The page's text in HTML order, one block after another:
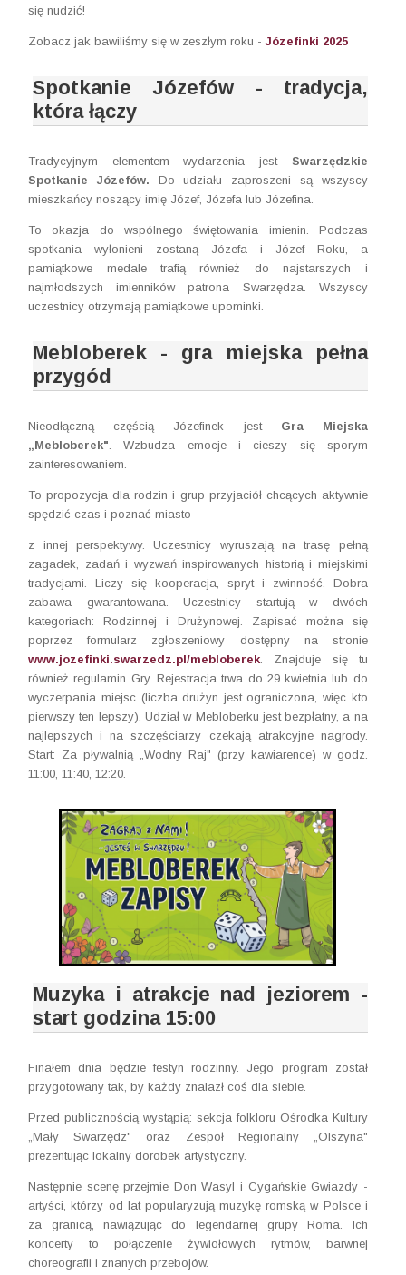
się nudzić!
Zobacz jak bawiliśmy się w zeszłym roku -Józefinki 2025
Spotkanie Józefów - tradycja,
która łączy
Tradycyjnym elementem wydarzenia jest Swarzędzkie
Spotkanie Józefów. Do udziału zaproszeni są wszyscy
mieszkańcy noszący imię Józef, Józefa lub Józefina.
To okazja do wspólnego świętowania imienin. Podczas
spotkania wyłonieni zostaną Józefa i Józef Roku, a
pamiątkowe medale trafią również do najstarszych i
najmłodszych imienników patrona Swarzędza. Wszyscy
uczestnicy otrzymają pamiątkowe upominki.
Mebloberek - gra miejska pełna
przygód
Nieodłączną częścią Józefinek jest Gra Miejska
„Mebloberek". Wzbudza emocje i cieszy się sporym
zainteresowaniem.
To propozycja dla rodzin i grup przyjaciół chcących aktywnie
spędzić czas i poznać miasto
z innej perspektywy. Uczestnicy wyruszają na trasę pełną
zagadek, zadań i wyzwań inspirowanych historią i miejskimi
tradycjami. Liczy się kooperacja, spryt i zwinność. Dobra
zabawa gwarantowana. Uczestnicy startują w dwóch
kategoriach: Rodzinnej i Drużynowej. Zapisać można się
poprzez formularz zgłoszeniowy dostępny na stronie
www.jozefinki.swarzedz.pl/mebloberek. Znajduje się tu
również regulamin Gry. Rejestracja trwa do 29 kwietnia lub do
wyczerpania miejsc (liczba drużyn jest ograniczona, więc kto
pierwszy ten lepszy). Udział w Mebloberku jest bezpłatny, a na
najlepszych i na szczęściarzy czekają atrakcyjne nagrody.
Start: Za pływalnią „Wodny Raj" (przy kawiarence) w godz.
11:00, 11:40, 12:20.
Muzyka i atrakcje nad jeziorem -
start godzina 15:00
Finałem dnia będzie festyn rodzinny. Jego program został
przygotowany tak, by każdy znalazł coś dla siebie.
Przed publicznością wystąpią: sekcja folkloru Ośrodka Kultury
„Mały Swarzędz" oraz Zespół Regionalny „Olszyna"
prezentując lokalny dorobek artystyczny.
Następnie scenę przejmie Don Wasyl i Cygańskie Gwiazdy -
artyści, którzy od lat popularyzują muzykę romską w Polsce i
za granicą, nawiązując do legendarnej grupy Roma. Ich
koncerty to połączenie żywiołowych rytmów, barwnej
choreografii i znanych przebojów.